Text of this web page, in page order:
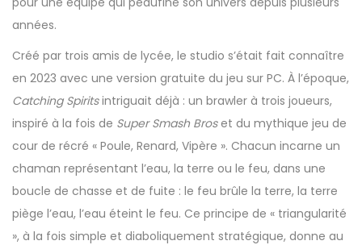
années.
Créé par trois amis de lycée, le studio s’était fait connaître
en 2023 avec une version gratuite du jeu sur PC. À l’époque,
Catching Spiritsintriguait déjà : un brawler à trois joueurs,
inspiré à la fois de Super Smash Broset du mythique jeu de
cour de récré « Poule, Renard, Vipère ». Chacun incarne un
chaman représentant l’eau, la terre ou le feu, dans une
boucle de chasse et de fuite : le feu brûle la terre, la terre
piège l’eau, l’eau éteint le feu. Ce principe de « triangularité
», à la fois simple et diaboliquement stratégique, donne au